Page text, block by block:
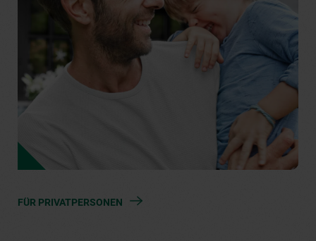
FÜR PRIVATPERSONEN